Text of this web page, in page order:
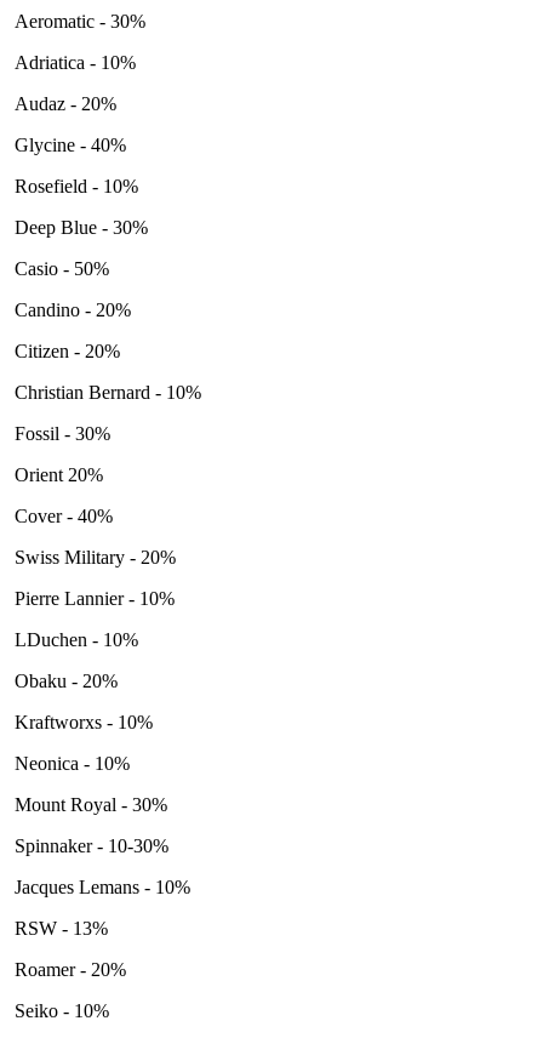
Aeromatic - 30%
Adriatica - 10%
Audaz - 20%
Glycine - 40%
Rosefield - 10%
Deep Blue - 30%
Casio - 50%
Candino - 20%
Citizen - 20%
Christian Bernard - 10%
Fossil - 30%
Orient 20%
Cover - 40%
Swiss Military - 20%
Pierre Lannier - 10%
LDuchen - 10%
Obaku - 20%
Kraftworxs - 10%
Neonica - 10%
Mount Royal - 30%
Spinnaker - 10-30%
Jacques Lemans - 10%
RSW - 13%
Roamer - 20%
Seiko - 10%